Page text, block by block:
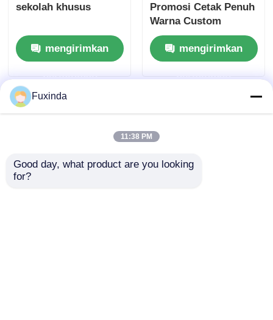
sekolah khusus
mengirimkan
permintaan
Promosi Cetak Penuh
Warna Custom
mengirimkan
permintaan
Fuxinda
11:38 PM
Good day, what product are you looking
for?